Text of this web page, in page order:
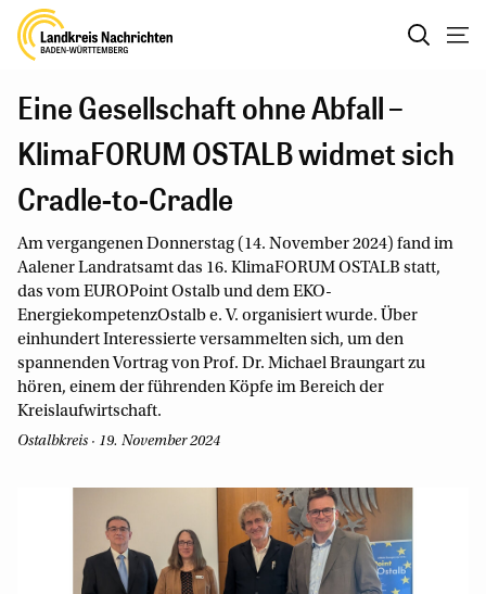
Eine Gesellschaft ohne Abfall –
KlimaFORUM OSTALB widmet sich
Cradle-to-Cradle
Am vergangenen Donnerstag (14. November 2024) fand im
Aalener Landratsamt das 16. KlimaFORUM OSTALB statt,
das vom EUROPoint Ostalb und dem EKO-
EnergiekompetenzOstalb e. V. organisiert wurde. Über
einhundert Interessierte versammelten sich, um den
spannenden Vortrag von Prof. Dr. Michael Braungart zu
hören, einem der führenden Köpfe im Bereich der
Kreislaufwirtschaft.
Ostalbkreis · 19. November 2024